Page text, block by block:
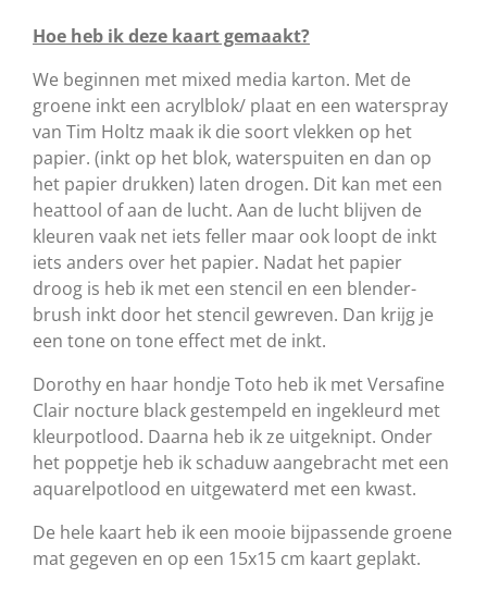
Hoe heb ik deze kaart gemaakt?
We beginnen met mixed media karton. Met de
groene inkt een acrylblok/ plaat en een waterspray
van Tim Holtz maak ik die soort vlekken op het
papier. (inkt op het blok, waterspuiten en dan op
het papier drukken) laten drogen. Dit kan met een
heattool of aan de lucht. Aan de lucht blijven de
kleuren vaak net iets feller maar ook loopt de inkt
iets anders over het papier. Nadat het papier
droog is heb ik met een stencil en een blender-
brush inkt door het stencil gewreven. Dan krijg je
een tone on tone effect met de inkt.
Dorothy en haar hondje Toto heb ik met Versafine
Clair nocture black gestempeld en ingekleurd met
kleurpotlood. Daarna heb ik ze uitgeknipt. Onder
het poppetje heb ik schaduw aangebracht met een
aquarelpotlood en uitgewaterd met een kwast.
De hele kaart heb ik een mooie bijpassende groene
mat gegeven en op een 15x15 cm kaart geplakt.